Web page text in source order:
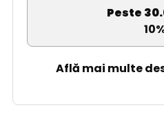
Peste
Află mai multe